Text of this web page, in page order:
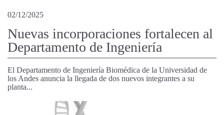
02/12/2025
Nuevas incorporaciones fortalecen al
Departamento de Ingeniería
El Departamento de Ingeniería Biomédica de la Universidad de
los Andes anuncia la llegada de dos nuevos integrantes a su
planta...